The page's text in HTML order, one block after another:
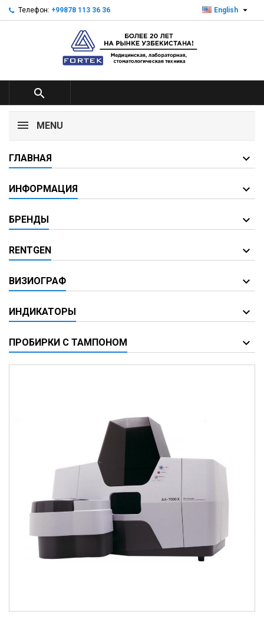
Телефон: +99878 113 36 36 English 

MENU
ГЛАВНАЯ
ИНФОРМАЦИЯ
БРЕНДЫ
RENTGEN
ВИЗИОГРАФ
ИНДИКАТОРЫ
ПРОБИРКИ С ТАМПОНОМ